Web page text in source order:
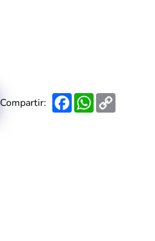
Compartir: FacebookWhatsApp